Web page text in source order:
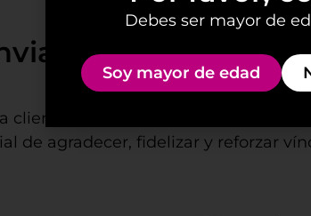
nuestras cestas
clientes, empleados o
de agradecer, fidelizar y reforzar
Debes ser mayor de
Soy mayor de edad